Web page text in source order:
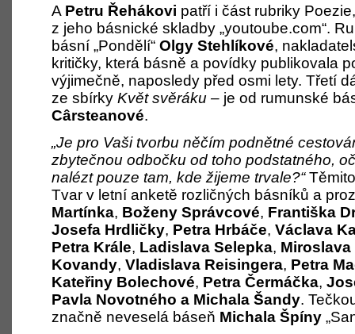
A Petru Řehákovi patří i část rubriky
z jeho básnické skladby „youtoube.com“.
básní „Pondělí“ Olgy Stehlíkové,
kritičky, která básně a povídky publikovala
výjimečně, naposledy před osmi lety. Třetí
ze sbírky Květ svěráku – je od rumunské
Cârsteanové.
„Je pro Vaši tvorbu něčím podnětné
zbytečnou odbočku od toho podstatného,
nalézt pouze tam, kde žijeme trvale?“
Tvar v letní anketě rozličných básníků a
Martínka, Boženy Správcové, Františka
Josefa Hrdličky, Petra Hrbáče, Václava
Petra Krále, Ladislava Selepka,
Kovandy, Vladislava Reisingera, Petra
Kateřiny Bolechové, Petra Čermáčka,
Pavla Novotného a Michala Šandy.
značně neveselá báseň Michala Špíny